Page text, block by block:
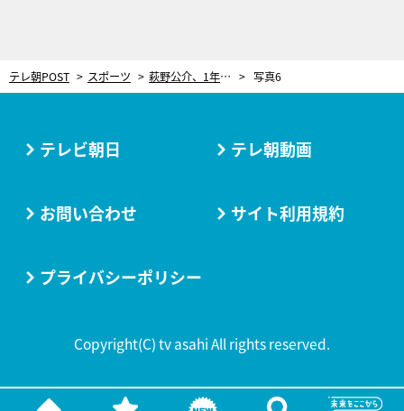
テレ朝POST スポーツ 萩野公介、1年前は「スタート台に立つのも怖かった」完全復活の原動力となった仲間たちの存在 写真6
テレビ朝日 テレ朝動画
お問い合わせ サイト利用規約
プライバシーポリシー
Copyright(C) tv asahi All rights reserved.